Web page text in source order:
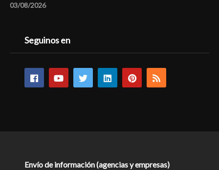
03/08/2026
Seguinos en
Envío de información (agencias y empresas)